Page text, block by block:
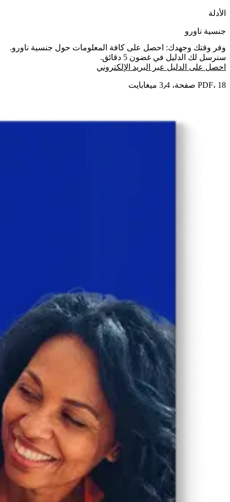
الأدلة
جنسية ناورو
وفر وقتك وجهدك: احصل على كافة المعلومات حول جنسية ناورو.
سنرسل لك الدليل في غضون 5 دقائق.
احصل على الدليل عبر البريد الإلكتروني
PDF، 18 صفحة، 3٫4 ميغابايت